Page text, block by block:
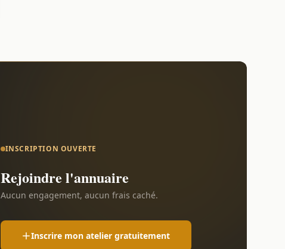
INSCRIPTION OUVERTE
Rejoindre l'annuaire
Aucun engagement, aucun frais caché.
Inscrire mon atelier gratuitement